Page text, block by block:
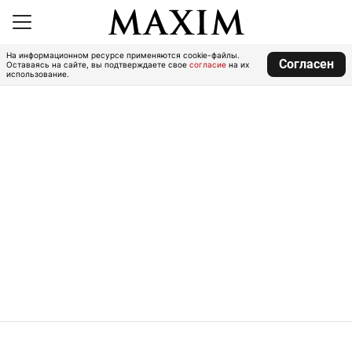
На информационном ресурсе применяются cookie-файлы.
Оставаясь на сайте, вы подтверждаете свое согласие на их
использование.
Согласен